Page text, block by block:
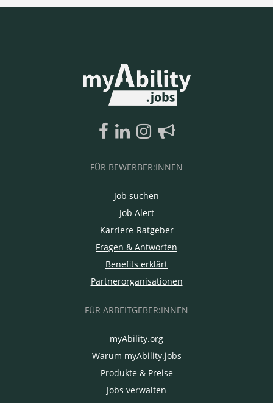
FÜR BEWERBER:INNEN
Job suchen
Job Alert
Karriere-Ratgeber
Fragen & Antworten
Benefits erklärt
Partnerorganisationen
FÜR ARBEITGEBER:INNEN
myAbility.org
Warum myAbility.jobs
Produkte & Preise
Jobs verwalten